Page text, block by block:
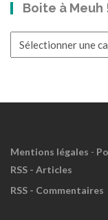
Boite à Meuh
Mentions légales -
RSS - Articles
RSS - Commentaires